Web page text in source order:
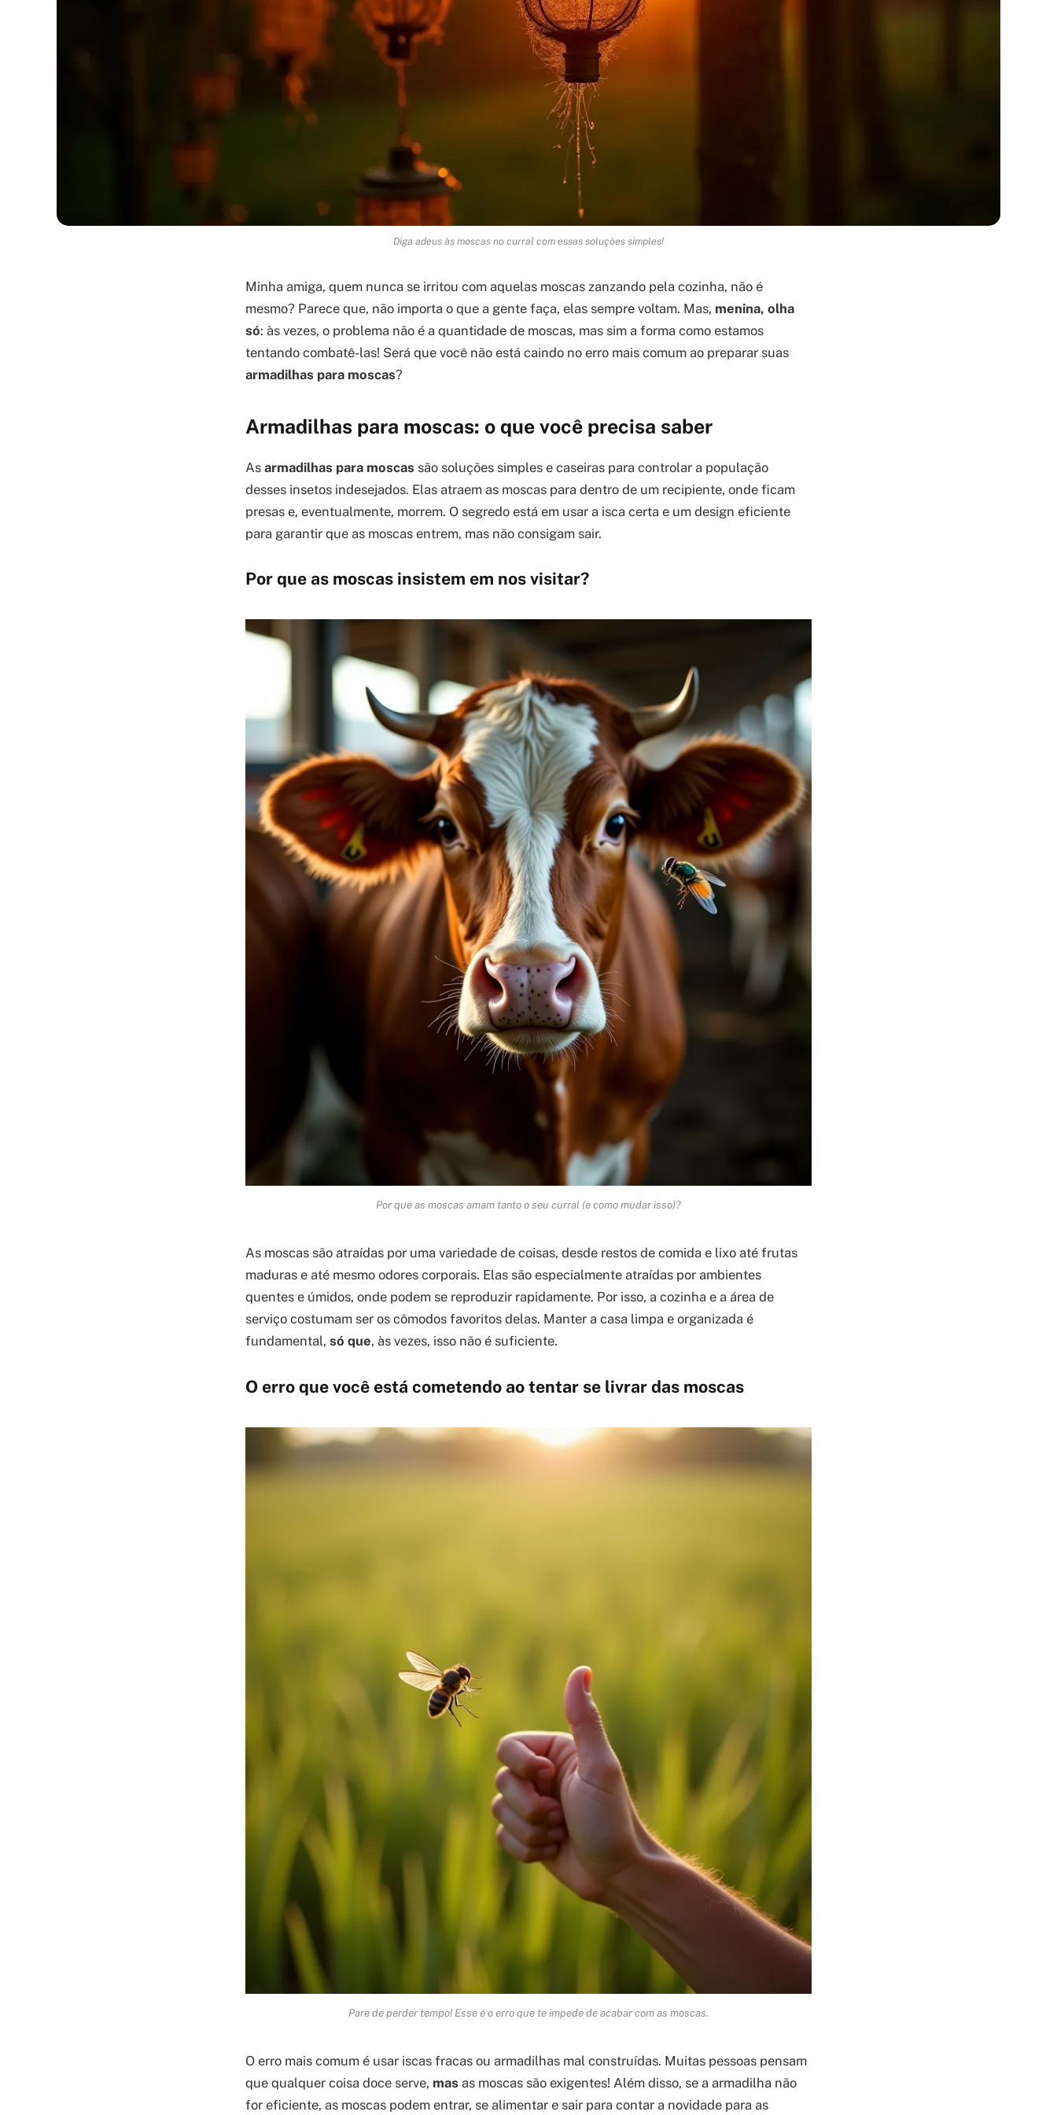
Diga adeus às moscas no curral com essas soluções simples!
Minha amiga, quem nunca se irritou com aquelas moscas zanzando pela cozinha, não é
mesmo? Parece que, não importa o que a gente faça, elas sempre voltam. Mas, menina, olha
só: às vezes, o problema não é a quantidade de moscas, mas sim a forma como estamos
tentando combatê-las! Será que você não está caindo no erro mais comum ao preparar suas
armadilhas para moscas?
Armadilhas para moscas: o que você precisa saber
As armadilhas para moscas são soluções simples e caseiras para controlar a população
desses insetos indesejados. Elas atraem as moscas para dentro de um recipiente, onde ficam
presas e, eventualmente, morrem. O segredo está em usar a isca certa e um design eficiente
para garantir que as moscas entrem, mas não consigam sair.
Por que as moscas insistem em nos visitar?
Por que as moscas amam tanto o seu curral (e como mudar isso)?
As moscas são atraídas por uma variedade de coisas, desde restos de comida e lixo até frutas
maduras e até mesmo odores corporais. Elas são especialmente atraídas por ambientes
quentes e úmidos, onde podem se reproduzir rapidamente. Por isso, a cozinha e a área de
serviço costumam ser os cômodos favoritos delas. Manter a casa limpa e organizada é
fundamental, só que, às vezes, isso não é suficiente.
O erro que você está cometendo ao tentar se livrar das moscas
Pare de perder tempo! Esse é o erro que te impede de acabar com as moscas.
O erro mais comum é usar iscas fracas ou armadilhas mal construídas. Muitas pessoas pensam
que qualquer coisa doce serve, mas as moscas são exigentes! Além disso, se a armadilha não
for eficiente, as moscas podem entrar, se alimentar e sair para contar a novidade para as